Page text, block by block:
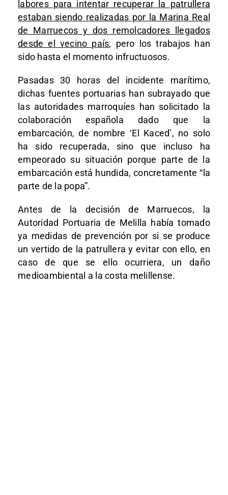
labores para intentar recuperar la patrullera
estaban siendo realizadas por la Marina Real
de Marruecos y dos remolcadores llegados
desde el vecino país, pero los trabajos han
sido hasta el momento infructuosos.
Pasadas 30 horas del incidente marítimo,
dichas fuentes portuarias han subrayado que
las autoridades marroquíes han solicitado la
colaboración española dado que la
embarcación, de nombre ‘El Kaced’, no solo
ha sido recuperada, sino que incluso ha
empeorado su situación porque parte de la
embarcación está hundida, concretamente “la
parte de la popa”.
Antes de la decisión de Marruecos, la
Autoridad Portuaria de Melilla había tomado
ya medidas de prevención por si se produce
un vertido de la patrullera y evitar con ello, en
caso de que se ello ocurriera, un daño
medioambiental a la costa melillense.